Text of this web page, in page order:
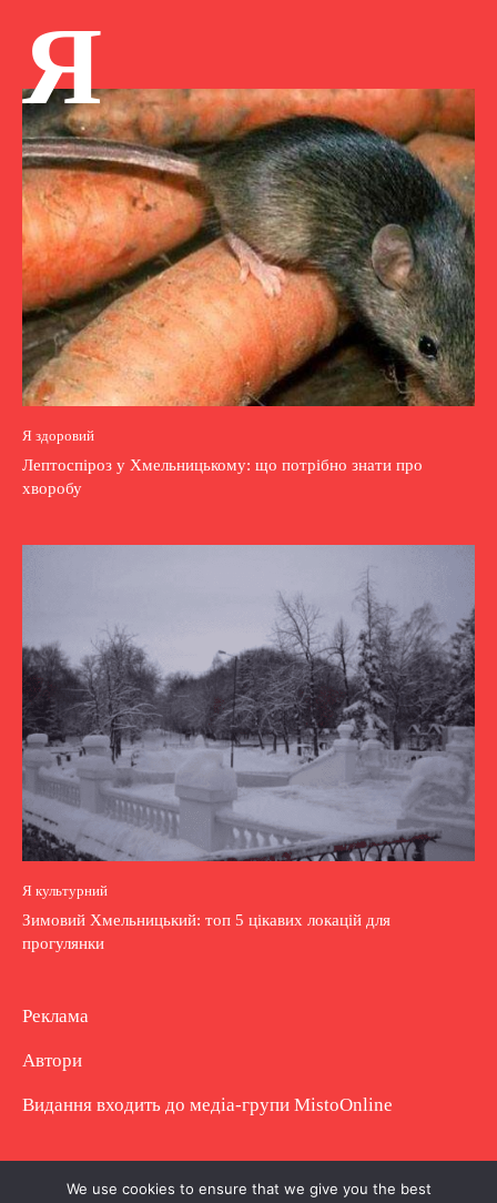
Я
Я здоровий
Лептоспіроз у Хмельницькому: що потрібно знати про
хворобу
Я культурний
Зимовий Хмельницький: топ 5 цікавих локацій для
прогулянки
Реклама
Автори
Видання входить до медіа-групи MistoOnline
Copyright © Повне використання матеріалу
We use cookies to ensure that we give you the best